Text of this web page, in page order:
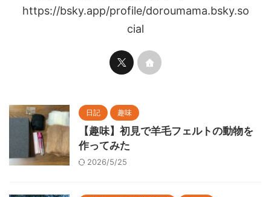
https://bsky.app/profile/doroumama.bsky.so
cial
日記 趣味
【趣味】初見で羊毛フェルトの動物を
作ってみた
2026/5/25